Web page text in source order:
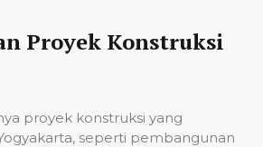
Proyek Konstruksi
proyek konstruksi yang
seperti pembangunan